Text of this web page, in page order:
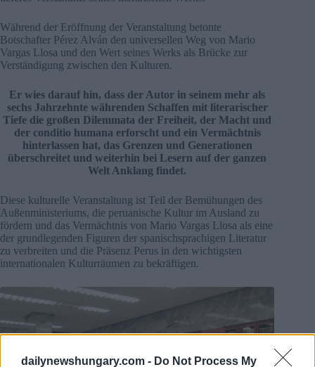
dailynewshungary.com - Do Not Process My
Während der Eröffnung der Veranstaltung betonte
Botschafter Pérez Alván den universellen Weg von Mario
Vargas Llosa und den Wert seines Werks als Brücke zur
Verständigung zwischen den Kulturen.
Er wies darauf hin, dass der Autor in seinem mehr als
sechs Jahrzehnte währenden Schaffen mit literarischer
Tiefe die großen Dilemmata der Freiheit, der Macht und
der conditio humana erforscht und ein Vermächtnis
hinterlassen hat, das Grenzen und Generationen
überschreitet und weiterhin bei Lesern auf der ganzen
Welt Anklang findet.
Diese kulturelle Veranstaltung ist Teil der Bemühungen des
Außenministeriums, die peruanische Kultur im Ausland zu
fördern und das Vermächtnis von Mario Vargas Llosa als eine
der grundlegenden Figuren der spanischsprachigen Literatur
zu verbreiten und die Präsenz Perus in den wichtigsten
internationalen Kulturräumen zu bekräftigen.